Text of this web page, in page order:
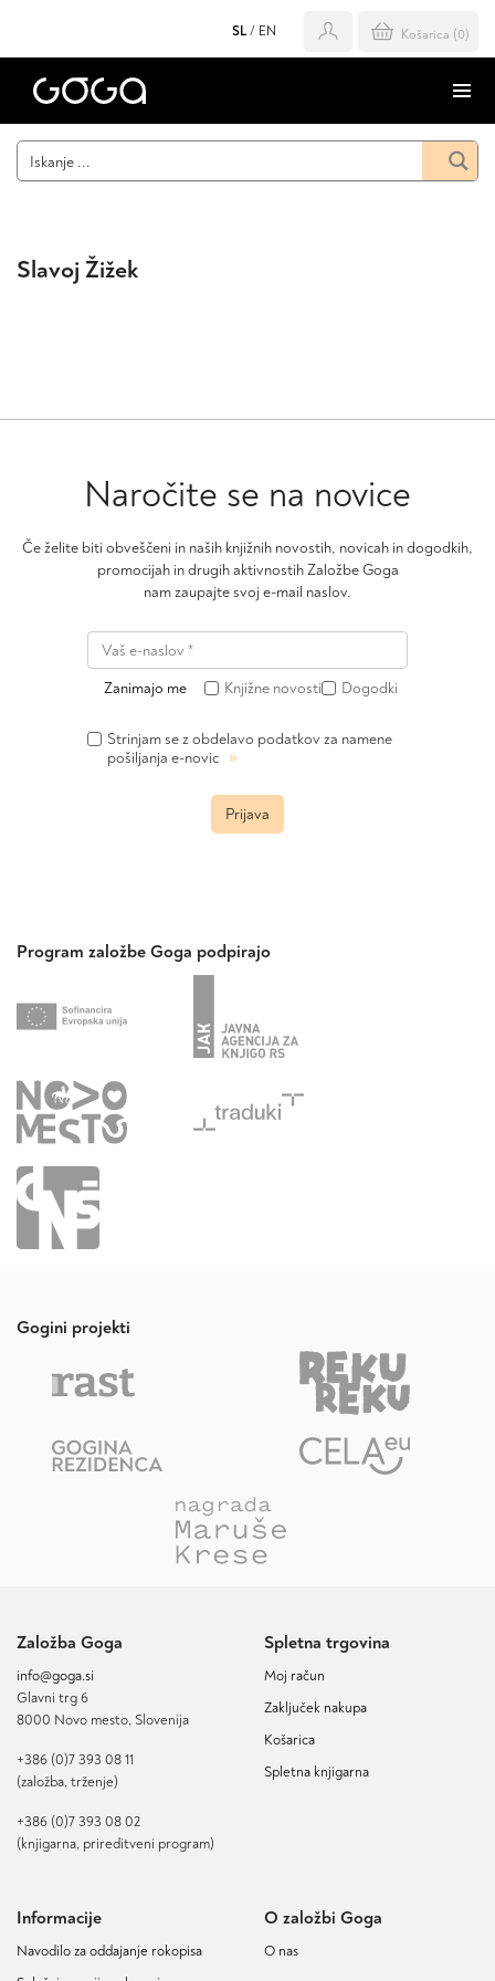
SL / EN Košarica (0)
Slavoj Žižek
Naročite se na novice
Če želite biti obveščeni in naših knjižnih novostih, novicah in dogodkih,
promocijah in drugih aktivnostih Založbe Goga
nam zaupajte svoj e-mail naslov.
Zanimajo me Knjižne novosti Dogodki
Strinjam se z obdelavo podatkov za namene
pošiljanja e-novic »
Prijava
Program založbe Goga podpirajo
Gogini projekti
Založba Goga
info@goga.si
Glavni trg 6
8000 Novo mesto, Slovenija
+386 (0)7 393 08 11
(založba, trženje)
+386 (0)7 393 08 02
(knjigarna, prireditveni program)
Spletna trgovina
Moj račun
Zaključek nakupa
Košarica
Spletna knjigarna
Informacije
Navodilo za oddajanje rokopisa
O založbi Goga
O nas